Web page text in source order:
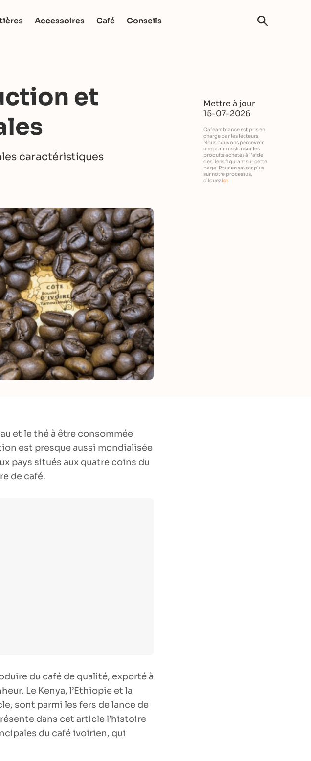
Accessoires Café Conseils
et
caractéristiques
Mettre à jour
15-07-2026
Cafeambiance est pris en
charge par les lecteurs.
Nous pouvons percevoir
une commission sur les
produits achetés à l'aide
des liens figurant sur cette
page. Pour en savoir plus
sur notre processus,
cliquezici
et le thé à être consommée
est presque aussi mondialisée
pays situés aux quatre coins du
de café.
du café de qualité, exporté à
Le Kenya, l’Ethiopie et la
sont parmi les fers de lance de
dans cet article l’histoire
du café ivoirien, qui